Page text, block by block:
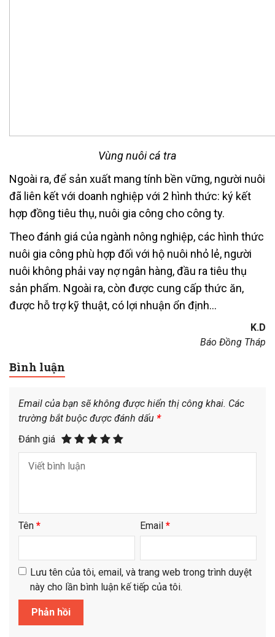
Vùng nuôi cá tra
Ngoài ra, để sản xuất mang tính bền vững, người nuôi
đã liên kết với doanh nghiệp với 2 hình thức: ký kết
hợp đồng tiêu thụ, nuôi gia công cho công ty.
Theo đánh giá của ngành nông nghiệp, các hình thức
nuôi gia công phù hợp đối với hộ nuôi nhỏ lẻ, người
nuôi không phải vay nợ ngân hàng, đầu ra tiêu thụ
sản phẩm. Ngoài ra, còn được cung cấp thức ăn,
được hỗ trợ kỹ thuật, có lợi nhuận ổn định…
K.D
Báo Đồng Tháp
Bình luận
Email của bạn sẽ không được hiển thị công khai. Các
trường bắt buộc được đánh dấu *
Đánh giá
Tên * Email *
Lưu tên của tôi, email, và trang web trong trình duyệt
này cho lần bình luận kế tiếp của tôi.